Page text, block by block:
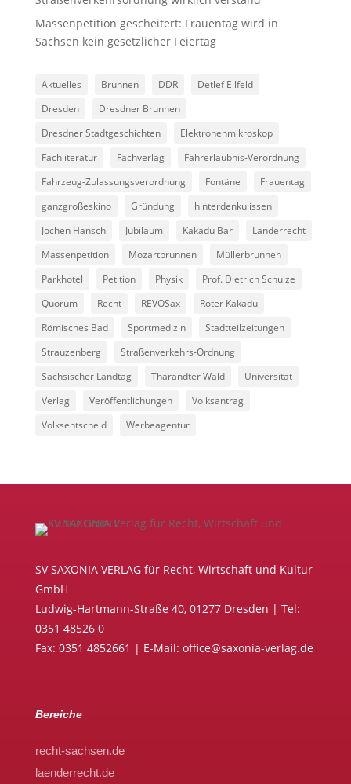
Massenpetition gescheitert: Frauentag wird in
Sachsen kein gesetzlicher Feiertag
Aktuelles Brunnen DDR
Detlef Eilfeld
Dresden
Dresdner Brunnen
Dresdner Stadtgeschichten
Elektronenmikroskop
Fachliteratur
Fachverlag
Fahrerlaubnis-Verordnung
Fahrzeug-Zulassungsverordnung
Fontäne
Frauentag
ganzgroßeskino
Gründung
hinterdenkulissen
Jochen Hänsch
Jubiläum Kakadu Bar
Länderrecht
Massenpetition
Mozartbrunnen
Müllerbrunnen
Parkhotel
Petition Physik
Prof. Dietrich Schulze
Quorum
Recht REVOSax
Roter Kakadu
Römisches Bad
Sportmedizin
Stadtteilzeitungen
Strauzenberg
Straßenverkehrs-Ordnung
Sächsischer Landtag
Tharandter Wald
Universität
Verlag
Veröffentlichungen
Volksantrag
Volksentscheid
Werbeagentur
SV SAXONIA VERLAG für Recht, Wirtschaft und Kultur
GmbH
Ludwig-Hartmann-Straße 40, 01277 Dresden | Tel:
0351 48526 0
Fax: 0351 4852661 | E-Mail: office@saxonia-verlag.de
Bereiche
recht-sachsen.de
laenderrecht.de